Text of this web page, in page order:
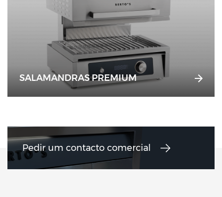
SALAMANDRAS PREMIUM
Pedir um contacto comercial